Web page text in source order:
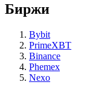
Биржи
Bybit
PrimeXBT
Binance
Phemex
Nexo